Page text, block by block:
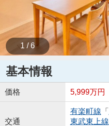
1 / 6
基本情報
価格 5,999万円
交通
有楽町線 「
東武東上線